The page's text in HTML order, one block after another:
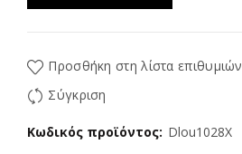
Προσθήκη στη λίστα επιθυμιών
Σύγκριση
Κωδικός προϊόντος: Dlou1028X